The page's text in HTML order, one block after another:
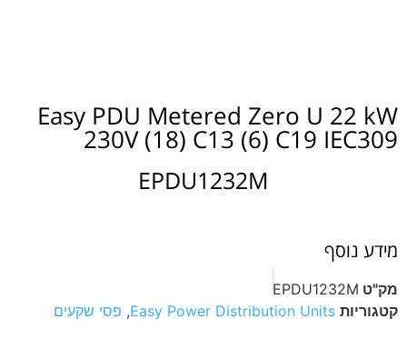
Easy PDU Metered Zero U 22 kW
230V (18) C13 (6) C19 IEC309
EPDU1232M
מידע נוסף
מק"ט EPDU1232M
קטגוריות Easy Power Distribution Units
, פסי שקעים